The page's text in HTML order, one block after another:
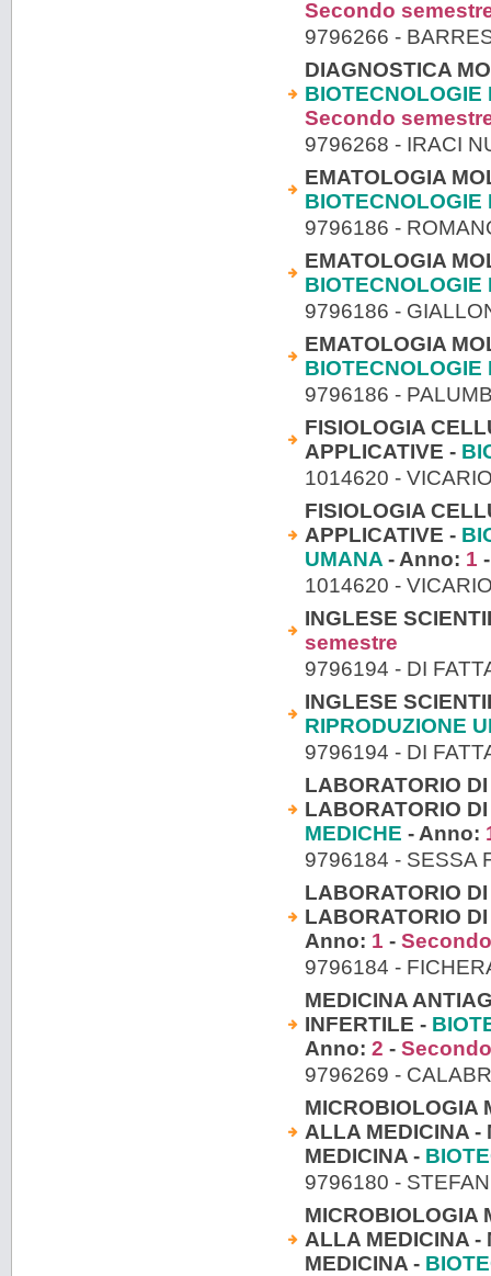
Secondo
9796266 -
DIAGNOSTICA
BIOTECNOLOGIE
Secondo
9796268 - IRACI
EMATOLOGIA
BIOTECNOLOGIE
9796186 -
EMATOLOGIA
BIOTECNOLOGIE
9796186 -
EMATOLOGIA
BIOTECNOLOGIE
9796186 -
FISIOLOGIA
APPLICATIVE -
1014620 -
FISIOLOGIA
APPLICATIVE -
UMANA - Anno: 1
1014620 -
INGLESE
semestre
9796194 - DI
INGLESE
RIPRODUZIONE
9796194 - DI
LABORATORIO
LABORATORIO
MEDICHE - Anno:
9796184 - SESSA
LABORATORIO
LABORATORIO
Anno: 1 -
9796184 -
MEDICINA
INFERTILE -
Anno: 2 -
9796269 -
MICROBIOLOGIA
ALLA MEDICINA -
MEDICINA -
9796180 -
MICROBIOLOGIA
ALLA MEDICINA -
MEDICINA -